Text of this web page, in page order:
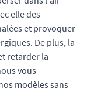
elle des
et provoquer
De plus, la
retarder la
vous
modèles sans